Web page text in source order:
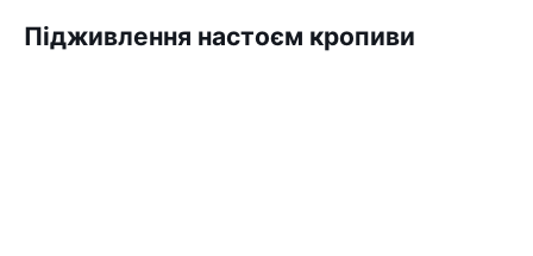
Підживлення настоєм кропиви